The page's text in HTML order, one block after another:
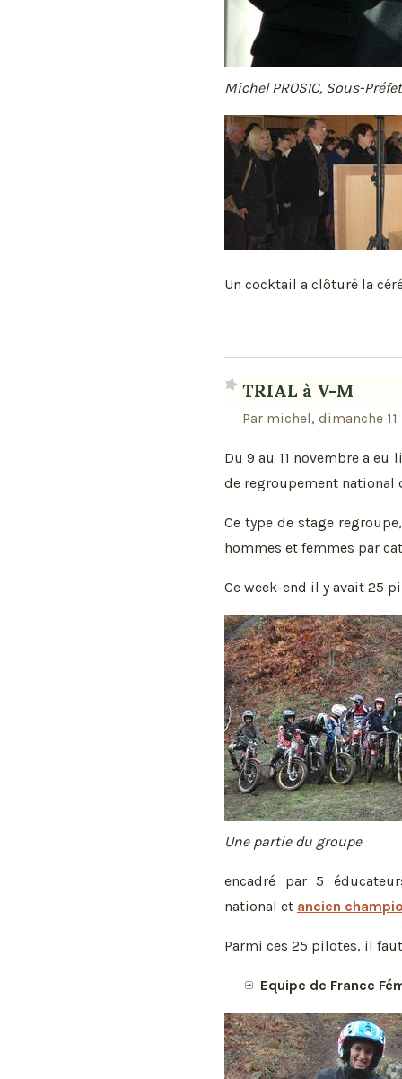
Michel PROSIC, Sous-
Un cocktail a clôturé la
TRIAL à V-M
Par michel, dimanche
Du 9 au 11 novembre a eu
de regroupement national
Ce type de stage
hommes et femmes par
Ce week-end il y avait 25
Une partie du groupe
encadré par 5
national et ancien
Parmi ces 25 pilotes, il
Equipe de France